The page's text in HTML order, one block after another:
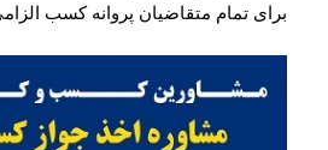
برای تمام متقاضیان پروانه کسب